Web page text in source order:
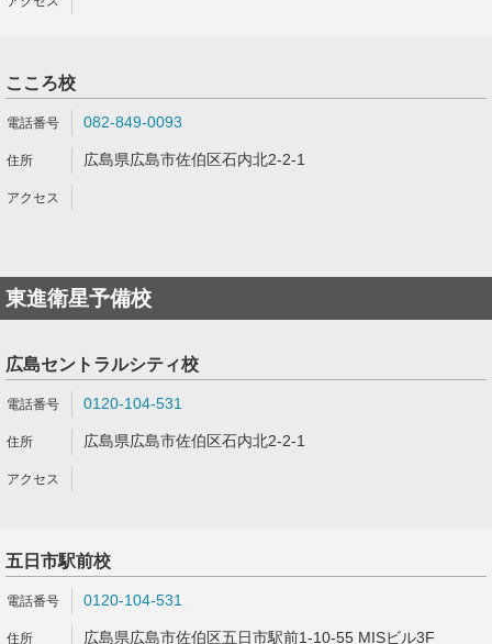
こころ校
082-849-0093
広島県広島市佐伯区石内北2-2-1
東進衛星予備校
広島セントラルシティ校
0120-104-531
広島県広島市佐伯区石内北2-2-1
五日市駅前校
0120-104-531
広島県広島市佐伯区五日市駅前1-10-55 MISビル3F